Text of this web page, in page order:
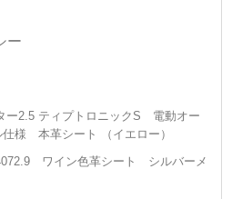
ー
ー2.5 ティプトロニックS 電動オー
様 本革シート （イエロー）
ワイン色革シート シルバーメ